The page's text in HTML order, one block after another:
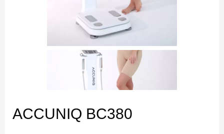
ACCUNIQ BC380